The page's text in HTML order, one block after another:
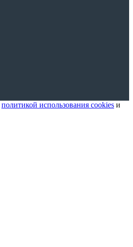
политикой использования cookies и